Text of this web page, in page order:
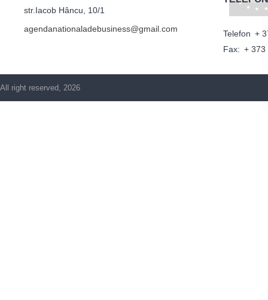
str.Iacob Hâncu, 10/1
agendanationaladebusiness@gmail.com
Telefon +
Fax: + 373
All right reserved, 2026